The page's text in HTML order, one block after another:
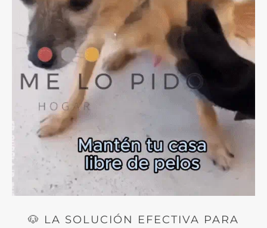
🐶 LA SOLUCIÓN EFECTIVA PARA